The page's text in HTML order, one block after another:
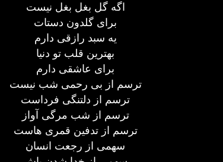
اگه گل بغل بغل نیست
برای گلدون دستات
یه سبد رازقی دارم
بهترین قلب تو دنیا
برای عاشقی دارم
ترسم از بی رحمی شب نیست
ترسم از دلتنگی فرداست
ترسم از شب مرگی آواز
ترسم از تدفین قمری هاست
سهمی از رجعت انسان